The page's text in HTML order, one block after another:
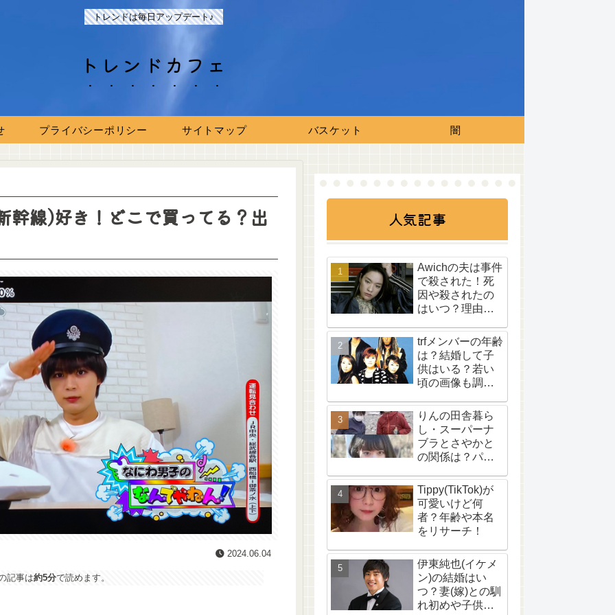
トレンドは毎日アップデート♪
トレンドカフェ
プライバシーポリシー サイトマップ バスケット 闇
幹線)好き！どこで買ってる？出
2024.06.04
記事は約5分で読めます。
人気記事
Awichの夫は事件
で殺された！死
因や殺されたの
はいつ？理由
フ】
trfメンバーの年齢
は？結婚して子
供はいる？若い
頃の画像も調
りんの田舎暮ら
し・スーパーナ
ブラとさやかと
の関係は？パク
り】What is the
relationship
between Rin no
Inaka Kurashi,
Super Nabura,
and Sayaka? Is it
plagiarism?
[Update included]
Tippy(TikTok)が
可愛いけど何
者？年齢や本名
をリサーチ！
伊東純也(イケメ
ン)の結婚はい
つ？妻(嫁)との馴
れ初めや子供に